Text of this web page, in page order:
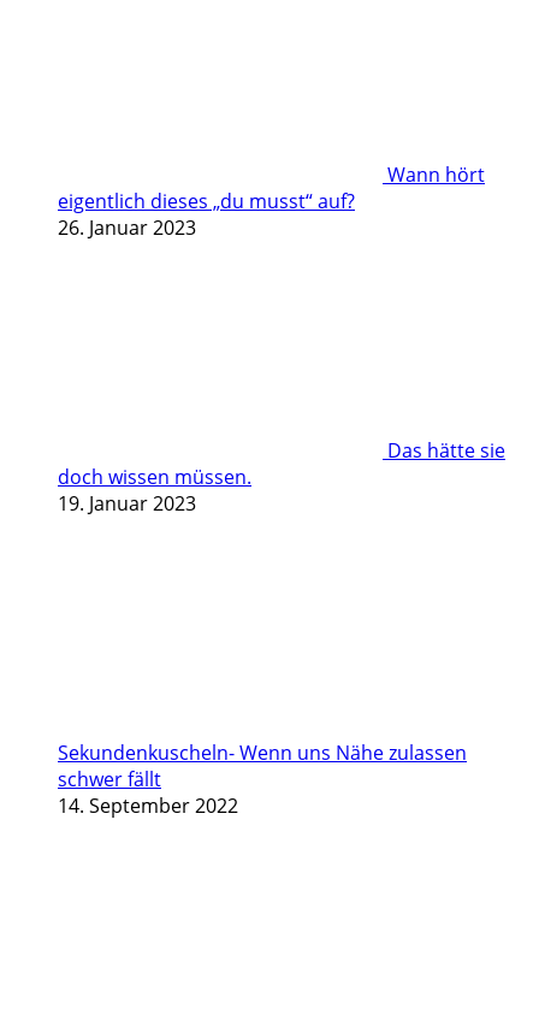
Wann hört
eigentlich dieses „du musst“ auf?
26. Januar 2023
Das hätte sie
doch wissen müssen.
19. Januar 2023
Sekundenkuscheln- Wenn uns Nähe zulassen
schwer fällt
14. September 2022